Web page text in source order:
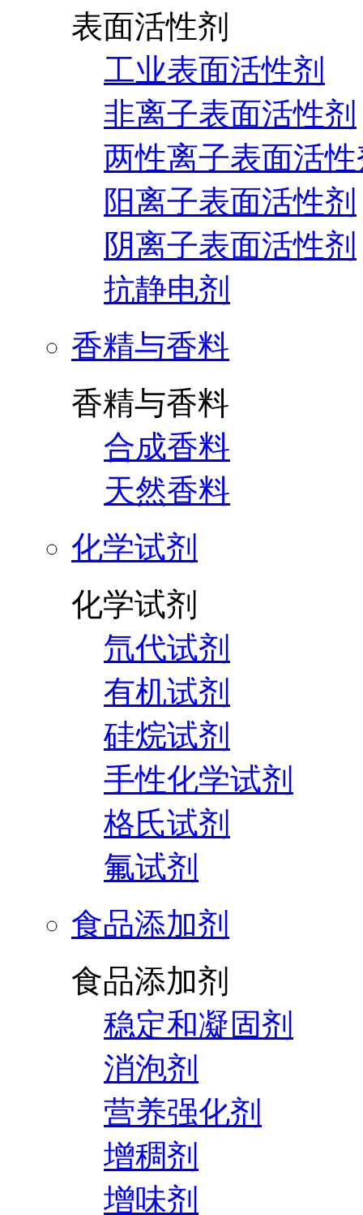
表面活性剂
工业表面活性剂
非离子表面活性剂
两性离子表面活
阳离子表面活性剂
阴离子表面活性剂
抗静电剂
香精与香料
香精与香料
合成香料
天然香料
化学试剂
化学试剂
氘代试剂
有机试剂
硅烷试剂
手性化学试剂
格氏试剂
氟试剂
食品添加剂
食品添加剂
稳定和凝固剂
消泡剂
营养强化剂
增稠剂
增味剂